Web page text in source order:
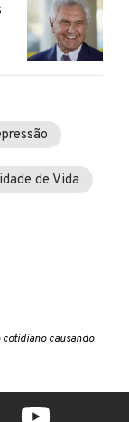
de Vida
causando